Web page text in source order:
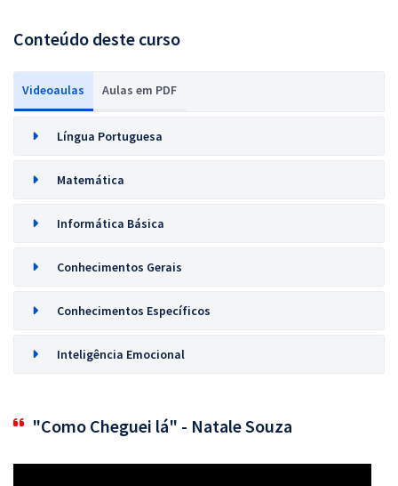
Conteúdo deste curso
Videoaulas Aulas em PDF
Língua Portuguesa
Matemática
Informática Básica
Conhecimentos Gerais
Conhecimentos Específicos
Inteligência Emocional
"Como Cheguei lá" - Natale Souza